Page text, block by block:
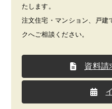
たします。
注文住宅・マンション、戸建
クへご相談ください。
資料請